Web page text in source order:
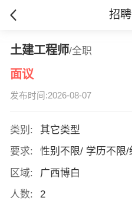
招
土建工程师/全职
面议
发布时间:2026-08-07
类别:
其它类型
要求:
性别不限/ 学历不限
区域:
广西博白
人数:
2